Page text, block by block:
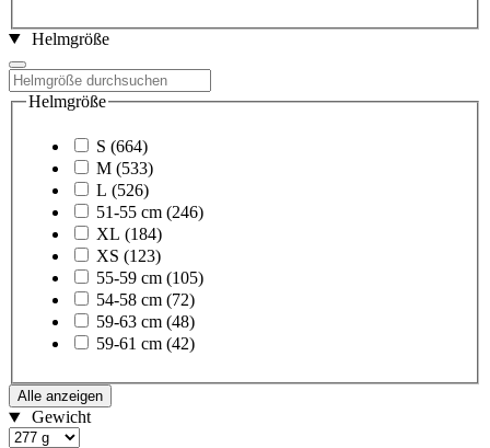
Helmgröße
Helmgröße
S (664)
M (533)
L (526)
51-55 cm (246)
XL (184)
XS (123)
55-59 cm (105)
54-58 cm (72)
59-63 cm (48)
59-61 cm (42)
Alle anzeigen
Gewicht